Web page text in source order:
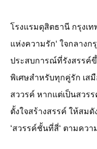
โรงแรมดุสิตธานี กรุงเ
แห่งความรัก‘ ใจกลางก
ประสบการณ์ที่รังสรรค์
พิเศษสำหรับทุกคู่รัก เส
สววรค์ หากแต่เป็นสวร
ตั้งใจสร้างสรรค์ ให้สม
‘สวรรค์ชั้นที่สี่‘ ตามควา